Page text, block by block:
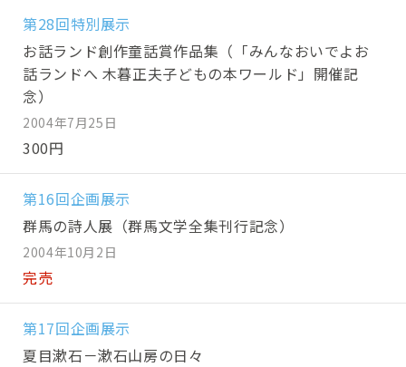
第28回特別展示
お話ランド創作童話賞作品集（「みんなおいでよお
話ランドへ 木暮正夫子どもの本ワールド」開催記
念）
2004年7月25日
300円
第16回企画展示
群馬の詩人展（群馬文学全集刊行記念）
2004年10月2日
完売
第17回企画展示
夏目漱石－漱石山房の日々